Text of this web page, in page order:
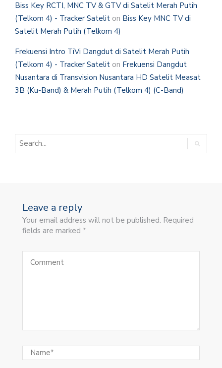
Biss Key RCTI, MNC TV & GTV di Satelit Merah Putih
(Telkom 4) - Tracker Satelit on Biss Key MNC TV di
Satelit Merah Putih (Telkom 4)
Frekuensi Intro TiVi Dangdut di Satelit Merah Putih
(Telkom 4) - Tracker Satelit on Frekuensi Dangdut
Nusantara di Transvision Nusantara HD Satelit Measat
3B (Ku-Band) & Merah Putih (Telkom 4) (C-Band)
Leave a reply
Your email address will not be published. Required
fields are marked *